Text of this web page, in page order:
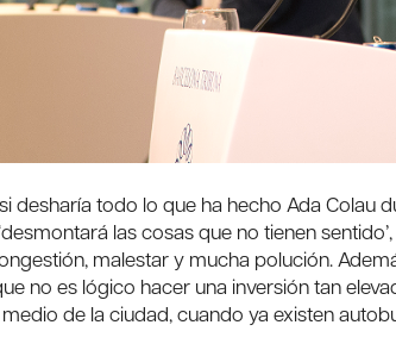
desharía todo lo que ha hecho Ada Colau
las cosas que no tienen
malestar y mucha polución.
no es lógico hacer una inversión tan
de la ciudad, cuando ya existen